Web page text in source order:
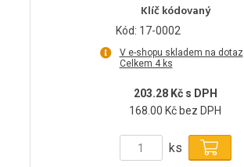
Klíč kódovaný
Kód: 17-0002
V e-shopu skladem na dotaz
Celkem 4 ks
203.28 Kč s DPH
168.00 Kč bez DPH
ks